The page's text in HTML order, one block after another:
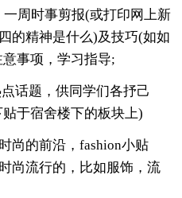
周时事剪报(或打印网上新
的精神是什么)及技巧(如如
事项，学习指导;
题，供同学们各抒己
于宿舍楼下的板块上)
的前沿，fashion小贴
尚流行的，比如服饰，流